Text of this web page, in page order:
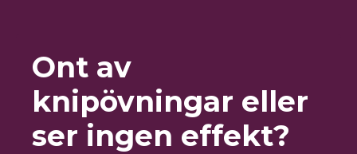
Ont av
knipövningar eller
ser ingen effekt?